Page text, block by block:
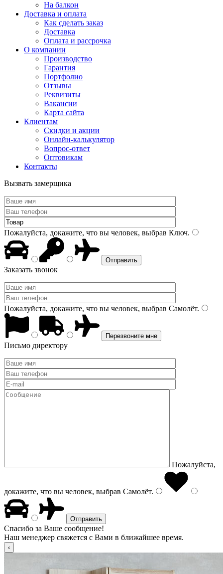
На балкон
Доставка и оплата
Как сделать заказ
Доставка
Оплата и рассрочка
О компании
Производство
Гарантия
Портфолио
Отзывы
Реквизиты
Вакансии
Карта сайта
Клиентам
Скидки и акции
Онлайн-калькулятор
Вопрос-ответ
Оптовикам
Контакты
Вызвать замерщика
Пожалуйста, докажите, что вы человек, выбрав Ключ.
Заказать звонок
Пожалуйста, докажите, что вы человек, выбрав Самолёт.
Письмо директору
Пожалуйста,
докажите, что вы человек, выбрав Самолёт.
Спасибо за Ваше сообщение!
Наш менеджер свяжется с Вами в ближайшее время.